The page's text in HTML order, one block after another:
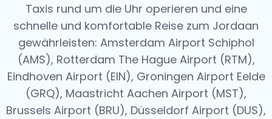
Taxis rund um die Uhr operieren und eine
schnelle und komfortable Reise zum Jordaan
gewährleisten: Amsterdam Airport Schiphol
(AMS), Rotterdam The Hague Airport (RTM),
Eindhoven Airport (EIN), Groningen Airport Eelde
(GRQ), Maastricht Aachen Airport (MST),
Brussels Airport (BRU), Düsseldorf Airport (DUS),